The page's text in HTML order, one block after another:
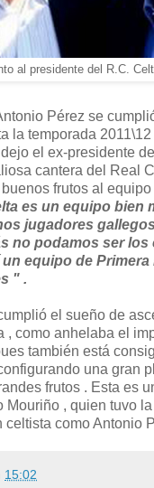
al presidente del R.C.
Pérez se
la temporada
el ex-presidente
cantera del Real
frutos al equipo
es un equipo bien
jugadores
no podamos ser los
equipo de
" .
el sueño de
, como anhelaba el
también está
una gran
frutos . Esta es
Mouriño , quien tuvo
celtista como Antonio
15:02